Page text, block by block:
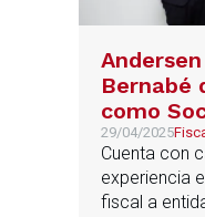
Bernabé
como
29/04/2025
Cuenta con
experiencia
fiscal a